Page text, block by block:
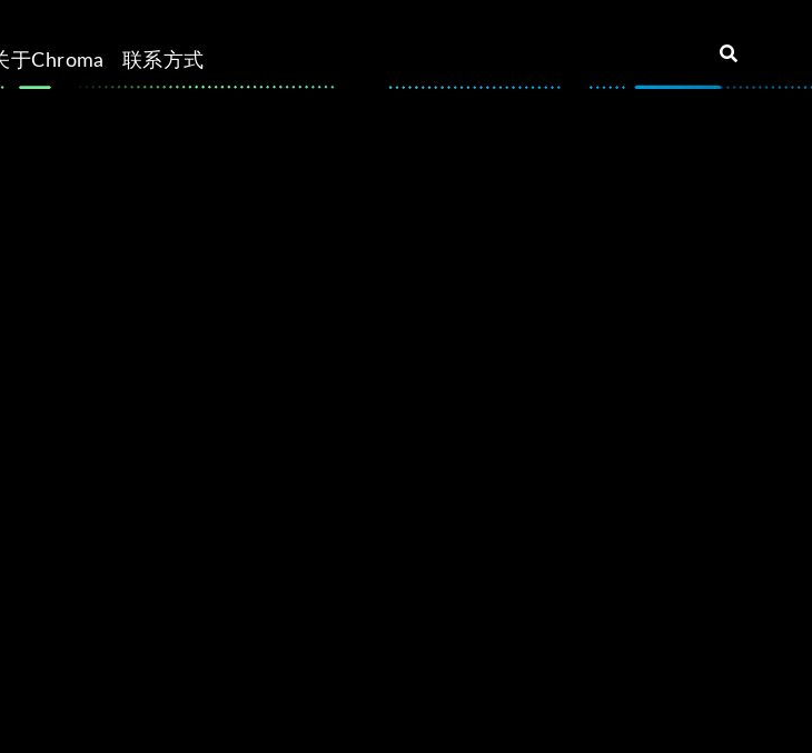
于Chroma 联系方式